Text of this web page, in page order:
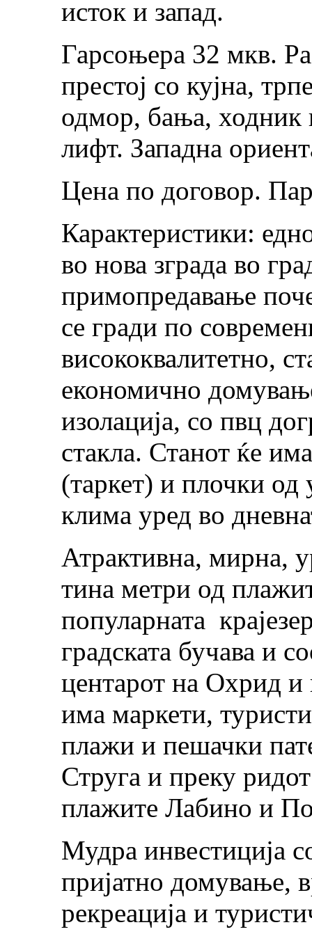
исток и запад.
Гарсоњера 32 мкв.
престој со кујна,
одмор, бања, ходник
лифт. Западна
Цена по договор.
Карактеристики:
во нова зграда во
примопредавање
се гради по
висококвалитетно,
економично
изолација, со пвц
стакла. Станот ќе
(таркет) и плочки од
клима уред во
Атрактивна, мирна,
тина метри од
популарната
градската бучава и
центарот на Охрид и
има маркети,
плажи и пешачки
Струга и преку
плажите Лабино и
Мудра инвестиција
пријатно домување,
рекреација и